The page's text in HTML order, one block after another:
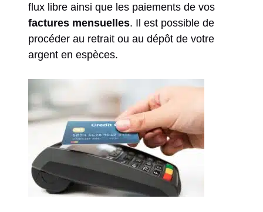
flux libre ainsi que les paiements de vos
factures mensuelles. Il est possible de
procéder au retrait ou au dépôt de votre
argent en espèces.